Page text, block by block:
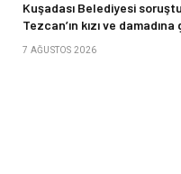
Kuşadası Belediyesi
Tezcan’ın kızı ve
7 AĞUSTOS 2026